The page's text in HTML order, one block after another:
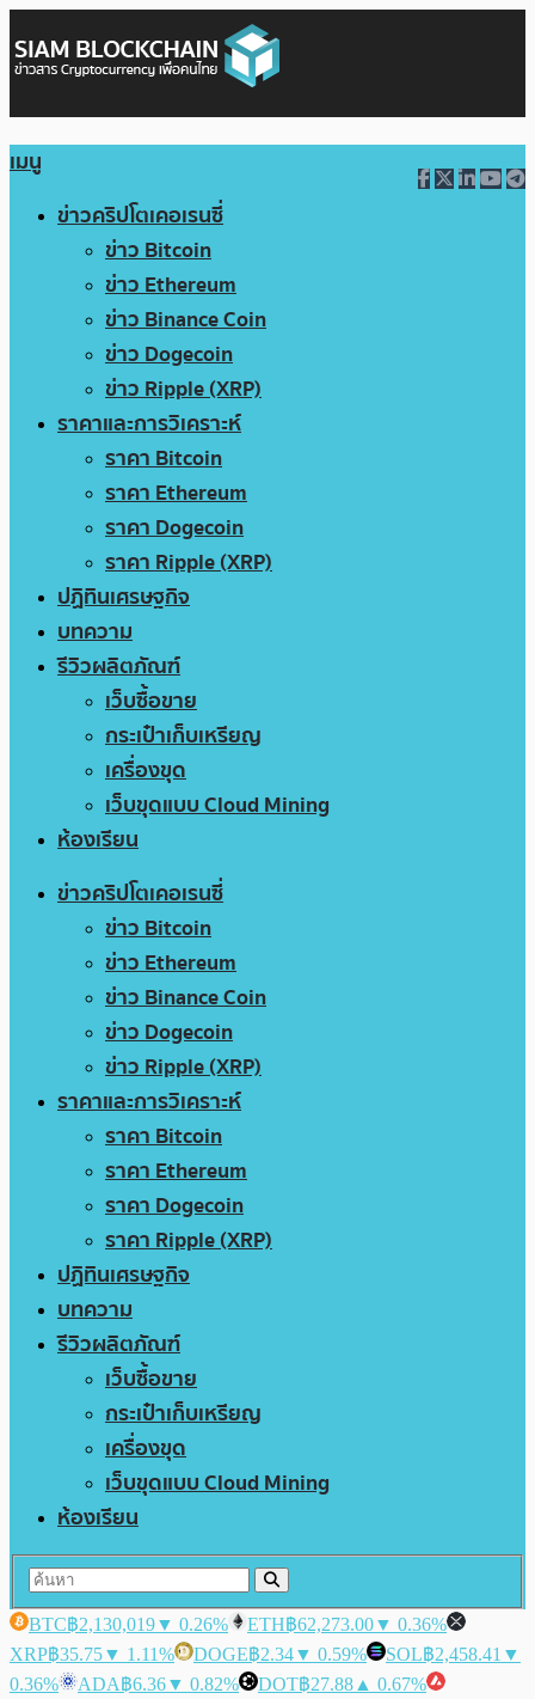
เมนู
ข่าวคริปโตเคอเรนซี่
ข่าว Bitcoin
ข่าว Ethereum
ข่าว Binance Coin
ข่าว Dogecoin
ข่าว Ripple (XRP)
ราคาและการวิเคราะห์
ราคา Bitcoin
ราคา Ethereum
ราคา Dogecoin
ราคา Ripple (XRP)
ปฏิทินเศรษฐกิจ
บทความ
รีวิวผลิตภัณฑ์
เว็บซื้อขาย
กระเป๋าเก็บเหรียญ
เครื่องขุด
เว็บขุดแบบ Cloud Mining
ห้องเรียน
ข่าวคริปโตเคอเรนซี่
ข่าว Bitcoin
ข่าว Ethereum
ข่าว Binance Coin
ข่าว Dogecoin
ข่าว Ripple (XRP)
ราคาและการวิเคราะห์
ราคา Bitcoin
ราคา Ethereum
ราคา Dogecoin
ราคา Ripple (XRP)
ปฏิทินเศรษฐกิจ
บทความ
รีวิวผลิตภัณฑ์
เว็บซื้อขาย
กระเป๋าเก็บเหรียญ
เครื่องขุด
เว็บขุดแบบ Cloud Mining
ห้องเรียน
BTC฿2,130,019▼ 0.26% ETH฿62,273.00▼ 0.36%
XRP฿35.75▼ 1.11% DOGE฿2.34▼ 0.59% SOL฿2,458.41 ▼
0.36%
ADA฿6.36▼ 0.82% DOT฿27.88 ▲ 0.67%